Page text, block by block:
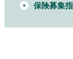
保険募集